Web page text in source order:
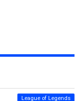
League of Legends